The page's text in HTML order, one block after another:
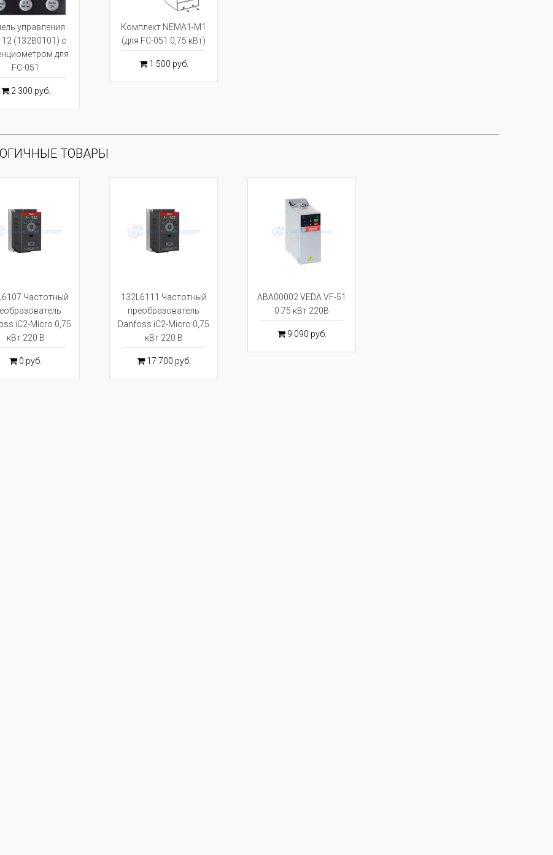
управления
12 (132B0101) с
для
FC-051
2 300 руб.
Комплект NEMA1-M1
(для FC-051 0,75 кВт)
1 500 руб.
ТОВАРЫ
Частотный
iC2-Micro 0,75
кВт 220 В
0 руб.
132L6111 Частотный
преобразователь
Danfoss iC2-Micro 0,75
кВт 220 В
17 700 руб.
ABA00002 VEDA VF-51
0.75 кВт 220В
9 090 руб.